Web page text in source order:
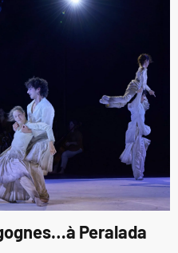
Peralada